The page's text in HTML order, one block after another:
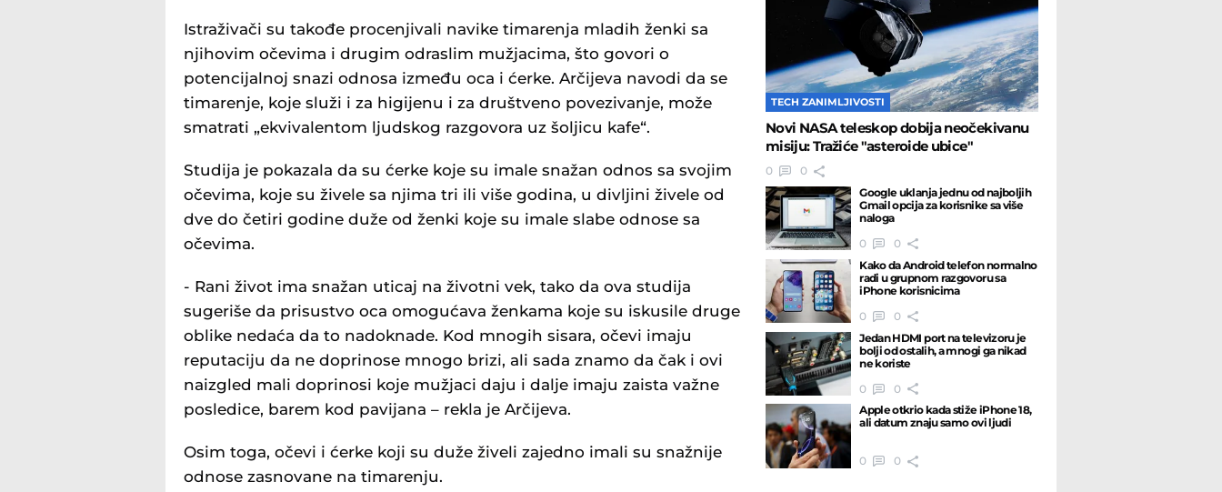
Istraživači su takođe procenjivali navike timarenja mladih ženki sa
njihovim očevima i drugim odraslim mužjacima, što govori o
potencijalnoj snazi odnosa između oca i ćerke. Arčijeva navodi da se
timarenje, koje služi i za higijenu i za društveno povezivanje, može
smatrati „ekvivalentom ljudskog razgovora uz šoljicu kafe“.
Studija je pokazala da su ćerke koje su imale snažan odnos sa svojim
očevima, koje su živele sa njima tri ili više godina, u divljini živele od
dve do četiri godine duže od ženki koje su imale slabe odnose sa
očevima.
- Rani život ima snažan uticaj na životni vek, tako da ova studija
sugeriše da prisustvo oca omogućava ženkama koje su iskusile druge
oblike nedaća da to nadoknade. Kod mnogih sisara, očevi imaju
reputaciju da ne doprinose mnogo brizi, ali sada znamo da čak i ovi
naizgled mali doprinosi koje mužjaci daju i dalje imaju zaista važne
posledice, barem kod pavijana – rekla je Arčijeva.
Osim toga, očevi i ćerke koji su duže živeli zajedno imali su snažnije
odnose zasnovane na timarenju.
TECH ZANIMLJIVOSTI
Novi NASA teleskop dobija neočekivanu
misiju: Tražiće "asteroide ubice"
0
0
Google uklanja jednu od najboljih
Gmail opcija za korisnike sa više
naloga
0
0
Kako da Android telefon normalno
radi u grupnom razgovoru sa
iPhone korisnicima
0
0
Jedan HDMI port na televizoru je
bolji od ostalih, a mnogi ga nikad
ne koriste
0
0
Apple otkrio kada stiže iPhone 18,
ali datum znaju samo ovi ljudi
0 0